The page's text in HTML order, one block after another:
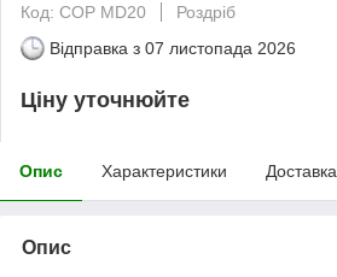
Код: COP MD20
Роздріб
Відправка з 07 листопада 2026
Ціну уточнюйте
Опис Характеристики Доставка
Опис